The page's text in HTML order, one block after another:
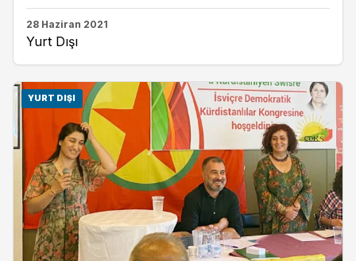
28 Haziran 2021
Yurt Dışı
YURT DIŞI